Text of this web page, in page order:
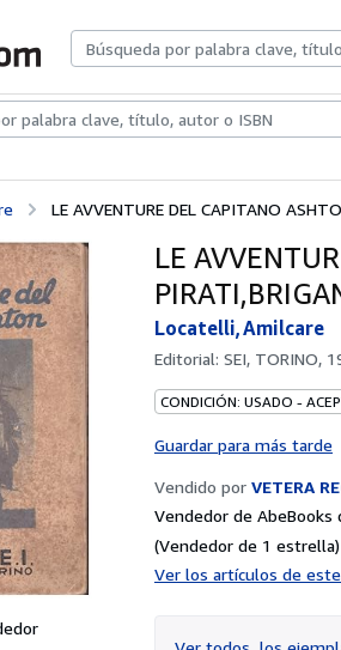
Libros antiguosArte y coleccionismo
LE AVVENTURE DEL CAPITANO
LE
Locatelli,Amilcare
Editorial: SEI, TORINO,
CONDICIÓN: USADO -
Guardar para más tarde
Vendido por VETERA
Vendedor de AbeBooks
(Vendedor de 1 estrella)
Ver los artículos de